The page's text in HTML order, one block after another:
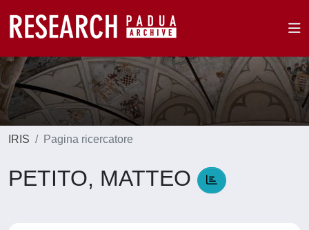
IRIS Pagina ricercatore
PETITO, MATTEO